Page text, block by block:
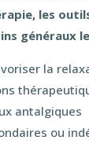
les
généraux
la
antalgiques
ou